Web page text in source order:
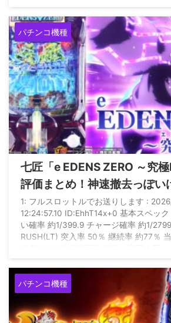
パチンコ機種
七匠「e EDENS ZERO ～究
評価まとめ！神速撤去っぽい
人気出る機種ってあったか？
1: フルスロットルでお送りします :
12:24:57.10 ID:EhhT14x+0 基本スペッ
い確率 約1/399.9 チャージ確率 約1/
RUSH(LT) 突入率 50％ 継続率 約77％
1/4.2 継続回数 転落or実質次回まで 賞球
パチンコ機種